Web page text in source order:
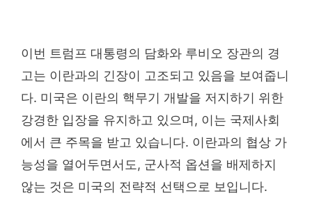
이번 트럼프 대통령의 담화와 루비오 장관의 경
고는 이란과의 긴장이 고조되고 있음을 보여줍니
다. 미국은 이란의 핵무기 개발을 저지하기 위한
강경한 입장을 유지하고 있으며, 이는 국제사회
에서 큰 주목을 받고 있습니다. 이란과의 협상 가
능성을 열어두면서도, 군사적 옵션을 배제하지
않는 것은 미국의 전략적 선택으로 보입니다.